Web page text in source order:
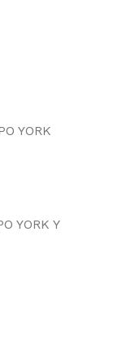
YORK
YORK Y